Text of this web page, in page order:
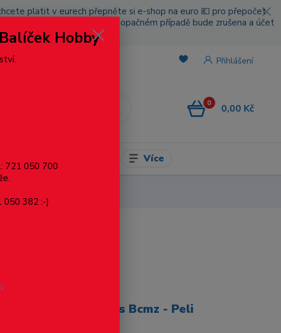
platit v eurech přepněte si e-shop na euro 💶 pro přepočet
platbou za poštovné, v opačném případě bude zrušena a účet
Přihlášení
0 0,00 Kč
Více
vozu H0 LSModels Bcmz - Peli
Hobby
721 050 700
050 382 :-)
.